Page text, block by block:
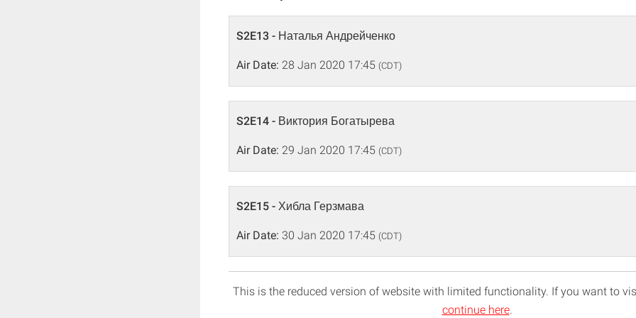
S2E13 - Наталья Андрейченко
Air Date: 28 Jan 2020 17:45 (CDT)
S2E14 - Виктория Богатырева
Air Date: 29 Jan 2020 17:45 (CDT)
S2E15 - Хибла Герзмава
Air Date: 30 Jan 2020 17:45 (CDT)
This is the reduced version of website with limited functionality. If you want to
continue here.